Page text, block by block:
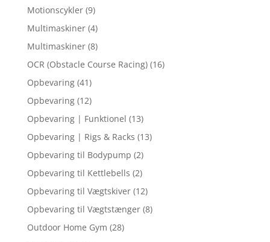
Motionscykler (9)
Multimaskiner (4)
Multimaskiner (8)
OCR (Obstacle Course Racing) (16)
Opbevaring (41)
Opbevaring (12)
Opbevaring | Funktionel (13)
Opbevaring | Rigs & Racks (13)
Opbevaring til Bodypump (2)
Opbevaring til Kettlebells (2)
Opbevaring til Vægtskiver (12)
Opbevaring til Vægtstænger (8)
Outdoor Home Gym (28)